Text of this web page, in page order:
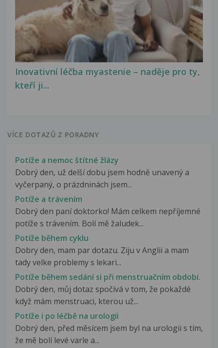
Inovativní léčba myastenie – naděje pro ty,
kteří ji...
VÍCE DOTAZŮ Z PORADNY
Potíže a nemoc štítné žlázy
Dobrý den, už delší dobu jsem hodně unavený a
vyčerpaný, o prázdninách jsem...
Potíže a trávením
Dobrý den paní doktorko! Mám celkem nepříjemné
potíže s trávením. Bolí mě žaludek...
Potíže během cyklu
Dobry den, mam par dotazu. Ziju v Anglii a mam
tady velke problemy s lekari...
Potíže během sedání si při menstruačním období.
Dobrý den, můj dotaz spočívá v tom, že pokaždé
když mám menstruaci, kterou už...
Potíže i po léčbě na urologii
Dobrý den, před měsícem jsem byl na urologii s tím,
že mě bolí levé varle a...